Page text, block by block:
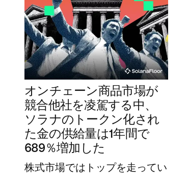
オンチェーン商品市場が
競合他社を凌駕する中、
ソラナのトークン化され
た金の供給量は1年間で
689％増加した
株式市場ではトップを走ってい